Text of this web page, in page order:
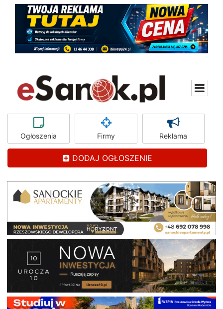
Ogłoszenia Firmy Reklama
DODAJ OGŁOSZENIE